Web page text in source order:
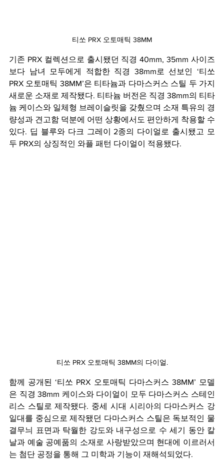
티쏘 PRX 오토매틱 38MM
기존 PRX 컬렉션으로 출시됐던 직경 40mm, 35mm 사이즈
보다 남녀 모두에게 적합한 직경 38mm로 선보인 ‘티쏘
PRX 오토매틱 38MM’은 티타늄과 다마스커스 스틸 두 가지
새로운 소재로 제작됐다. 티타늄 버전은 직경 38mm의 티타
늄 케이스와 일체형 브레이슬릿을 갖췄으며 소재 특유의 경
량성과 견고함 덕분에 어떤 상황에서도 편안하게 착용할 수
있다. 딥 블루와 다크 그레이 2종의 다이얼로 출시됐고 모
두 PRX의 상징적인 와플 패턴 다이얼이 적용됐다.
티쏘 PRX 오토매틱 38MM의 다이얼.
함께 공개된 ‘티쏘 PRX 오토매틱 다마스커스 38MM’ 모델
은 직경 38mm 케이스와 다이얼이 모두 다마스커스 스테인
리스 스틸로 제작됐다. 중세 시대 시리아의 다마스커스 강
일대를 중심으로 제작됐던 다마스커스 스틸은 독보적인 물
결무늬 표면과 탁월한 강도와 내구성으로 수 세기 동안 칼
날과 예술 공예품의 소재로 사랑받았으며 현대에 이르러서
는 첨단 공정을 통해 그 미학과 기능이 재해석되었다.